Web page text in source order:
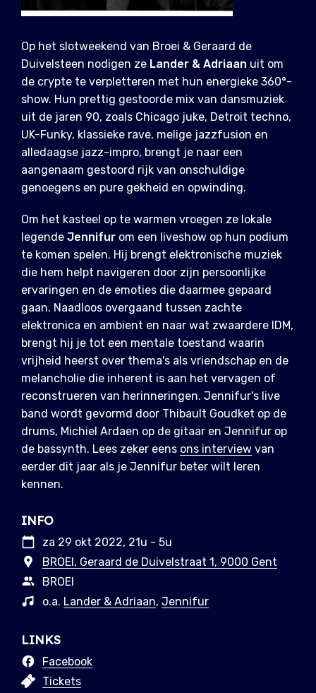
Op het slotweekend van Broei & Geraard de
Duivelsteen nodigen ze Lander & Adriaan uit om
de crypte te verpletteren met hun energieke 360°-
show. Hun prettig gestoorde mix van dansmuziek
uit de jaren 90, zoals Chicago juke, Detroit techno,
UK-Funky, klassieke rave, melige jazzfusion en
alledaagse jazz-impro, brengt je naar een
aangenaam gestoord rijk van onschuldige
genoegens en pure gekheid en opwinding.
Om het kasteel op te warmen vroegen ze lokale
legende Jennifur om een liveshow op hun podium
te komen spelen. Hij brengt elektronische muziek
die hem helpt navigeren door zijn persoonlijke
ervaringen en de emoties die daarmee gepaard
gaan. Naadloos overgaand tussen zachte
elektronica en ambient en naar wat zwaardere IDM,
brengt hij je tot een mentale toestand waarin
vrijheid heerst over thema's als vriendschap en de
melancholie die inherent is aan het vervagen of
reconstrueren van herinneringen. Jennifur's live
band wordt gevormd door Thibault Goudket op de
drums, Michiel Ardaen op de gitaar en Jennifur op
de bassynth. Lees zeker eens ons interview van
eerder dit jaar als je Jennifur beter wilt leren
kennen.
INFO
za 29 okt 2022, 21u - 5u
BROEI, Geraard de Duivelstraat 1, 9000 Gent
BROEI
o.a. Lander & Adriaan, Jennifur
LINKS
Facebook
Tickets